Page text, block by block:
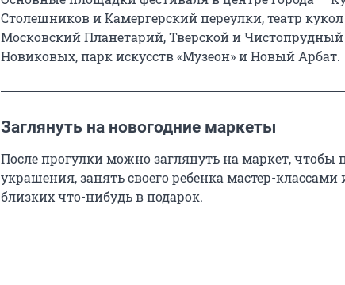
Столешников и Камергерский переулки, театр
Московский Планетарий, Тверской и
Новиковых, парк искусств «Музеон» и Новый Арбат.
Заглянуть на новогодние маркеты
После прогулки можно заглянуть на маркет, чтобы
украшения, занять своего ребенка мастер-
близких что-нибудь в подарок.